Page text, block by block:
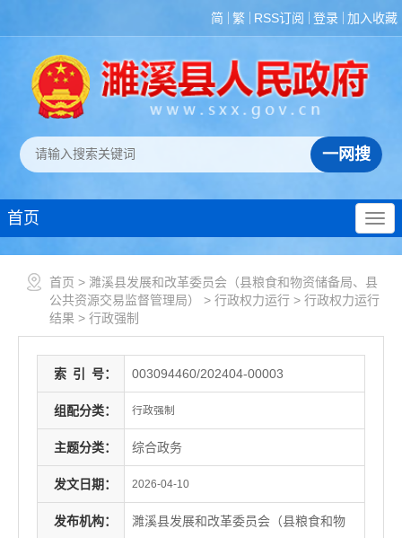
简 繁 RSS订阅 登录 加入收藏
首页
首页 > 濉溪县发展和改革委员会（县粮食和物资储备局、县
公共资源交易监督管理局）
> 行政权力运行 > 行政权力运行
结果 > 行政强制
索 引 号： 003094460/202404-00003
组配分类： 行政强制
主题分类： 综合政务
发文日期： 2026-04-10
发布机构：
濉溪县发展和改革委员会（县粮食和物